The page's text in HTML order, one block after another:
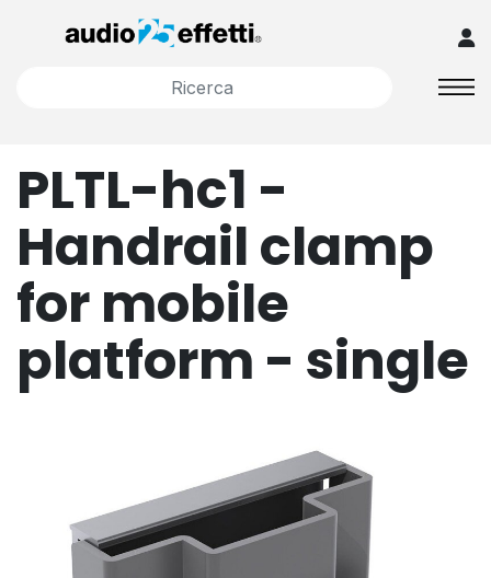
PLTL-hc1 -
Handrail clamp
for mobile
platform - single